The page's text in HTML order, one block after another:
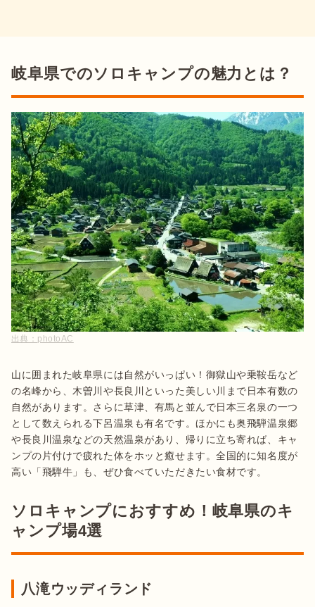
岐阜県でのソロキャンプの魅力とは？
出典： photoAC
山に囲まれた岐阜県には自然がいっぱい！御獄山や乗鞍岳など
の名峰から、木曽川や長良川といった美しい川まで日本有数の
自然があります。さらに草津、有馬と並んで日本三名泉の一つ
として数えられる下呂温泉も有名です。ほかにも奥飛騨温泉郷
や長良川温泉などの天然温泉があり、帰りに立ち寄れば、キャ
ンプの片付けで疲れた体をホッと癒せます。全国的に知名度が
高い「飛騨牛」も、ぜひ食べていただきたい食材です。
ソロキャンプにおすすめ！岐阜県のキ
ャンプ場4選
八滝ウッディランド